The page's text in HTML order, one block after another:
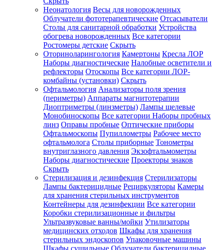
статуса
заказа
Неонатология Весы для новорожденных
Облучатели фототерапевтические Отсасыватели
Столы для санитарной обработки Устройства
обогрева новорожденных Все категории
Ростомеры детские Скрыть
Оториноларингология Камертоны Кресла ЛОР
Наборы диагностические Налобные осветители и
рефлекторы Отоскопы Все категории ЛОР-
комбайны (установки) Скрыть
Офтальмология Анализаторы поля зрения
(периметры) Аппараты магнитотерапии
Диоптриметры (линзметры) Лампы щелевые
Монобиноскопы Все категории Наборы пробных
линз Оправы пробные Оптические приборы
Офтальмоскопы Пупиллометры Рабочее место
офтальмолога Столы приборные Тонометры
внутриглазного давления Экзофтальмометры
Наборы диагностические Проекторы знаков
Скрыть
Стерилизация и дезинфекция Стерилизаторы
Лампы бактерицидные Рециркуляторы Камеры
для хранения стерильных инструментов
Контейнеры для дезинфекции Все категории
Коробки стерилизационные и фильтры
Ультразвуковые ванны/мойки Утилизаторы
медицинских отходов Шкафы для хранения
стерильных эндоскопов Упаковочные машины
Шкафы сушильные Облучатели бактерицидные